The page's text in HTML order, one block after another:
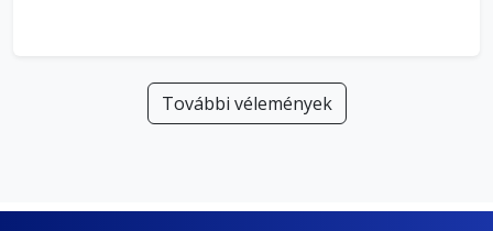
További vélemények